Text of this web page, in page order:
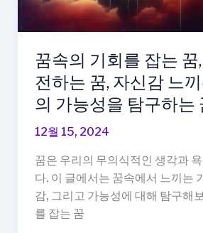
꿈,
하
는
모
의
성
취
감
을
꿈속의 기회를 잡는 꿈
전하는 꿈, 자신감 느
의 가능성을 탐구하는
12월 15, 2024
꿈은 우리의 무의식적인 생각과
다. 이 글에서는 꿈속에서 느끼는
감, 그리고 가능성에 대해 탐구해
를 잡는 꿈